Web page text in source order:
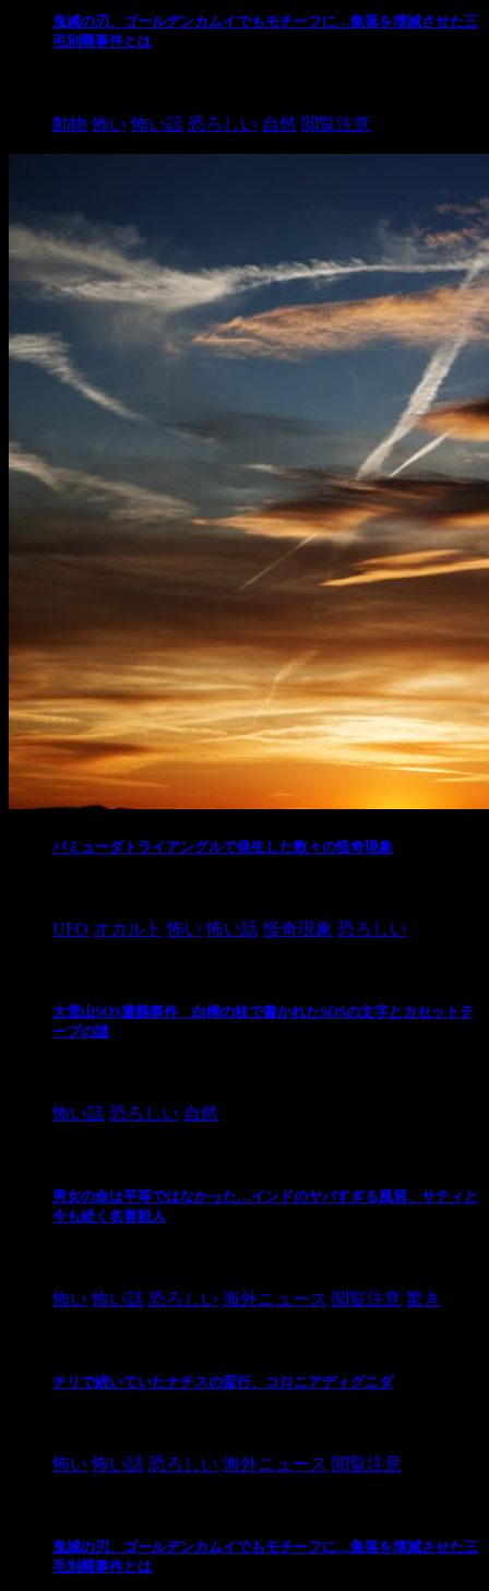
鬼滅の刃、ゴールデンカムイでもモチーフに…集落を壊滅させた三
毛別羆事件とは
動物 怖い 怖い話 恐ろしい 自然 閲覧注意
バミューダトライアングルで発生した数々の怪奇現象
UFO オカルト 怖い 怖い話 怪奇現象 恐ろしい
大雪山SOS遭難事件 白樺の枝で書かれたSOSの文字とカセットテ
ープの謎
怖い話 恐ろしい 自然
男女の命は平等ではなかった…インドのヤバすぎる風習、サティと
今も続く名誉殺人
怖い 怖い話 恐ろしい 海外ニュース 閲覧注意 驚き
チリで続いていたナチスの蛮行、コロニアディグニダ
怖い 怖い話 恐ろしい 海外ニュース 閲覧注意
鬼滅の刃、ゴールデンカムイでもモチーフに…集落を壊滅させた三
毛別羆事件とは